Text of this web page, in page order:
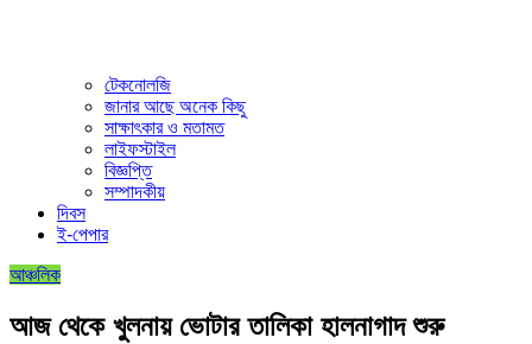
টেকনোলজি
জানার আছে অনেক কিছু
সাক্ষাৎকার ও মতামত
লাইফস্টাইল
বিজ্ঞপ্তি
সম্পাদকীয়
দিবস
ই-পেপার
আঞ্চলিক
আজ থেকে খুলনায় ভোটার তালিকা হালনাগাদ শুরু